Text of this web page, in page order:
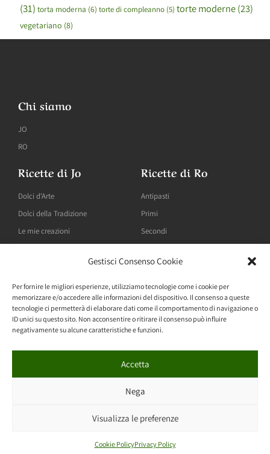
Gestisci Consenso Cookie
Per fornire le migliori esperienze, utilizziamo tecnologie come i cookie per
memorizzare e/o accedere alle informazioni del dispositivo. Il consenso a queste
tecnologie ci permetterà di elaborare dati come il comportamento di navigazione o
ID unici su questo sito. Non acconsentire o ritirare il consenso può influire
negativamente su alcune caratteristiche e funzioni.
Accetta
Nega
Visualizza le preferenze
Cookie PolicyPrivacy Policy
(31) torta moderna (6) torte di compleanno (5) torte moderne(23)
vegetariano (8)
Chi siamo
JO
RO
Ricette di Jo
Dolci d'Arte
Dolci della Tradizione
Le mie creazioni
Ricette di Ro
Antipasti
Primi
Secondi
Blog
"Dolci" pensieri
Pensieri "Sotto Sale"
Made with bySimona Cassisa– copyright Sciauro 2022 –
privacy policy–cookie policy